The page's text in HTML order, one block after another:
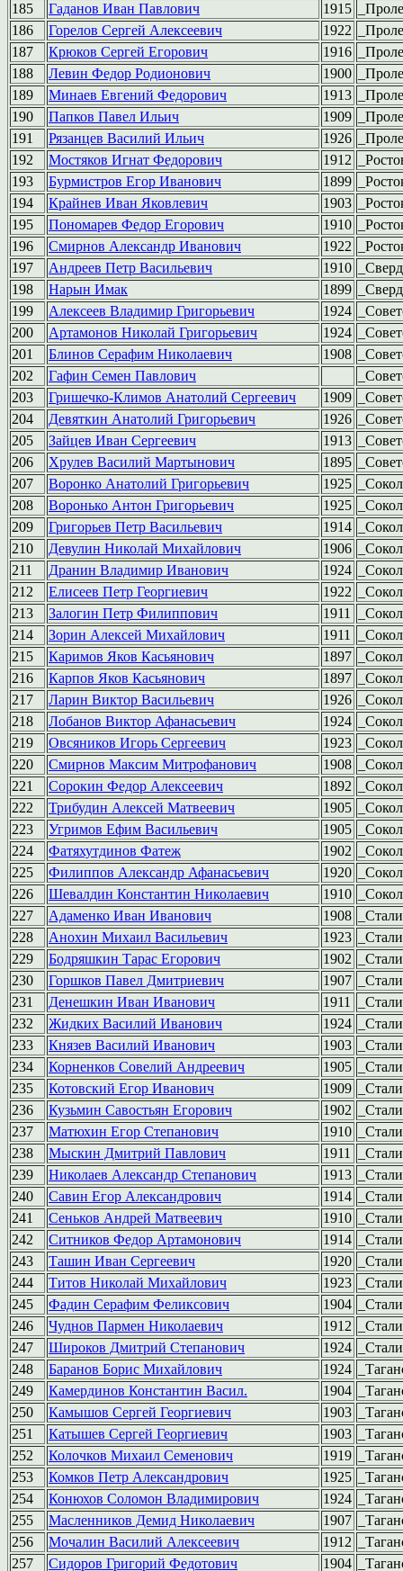
185
Гаданов Иван Павлович 1915
186
Горелов Сергей Алексеевич 1922
187
Крюков Сергей Егорович 1916
188
Левин Федор Родионович 1900
189
Минаев Евгений Федорович 1913
190
Папков Павел Ильич 1909
191
Рязанцев Василий Ильич 1926
192
Мостяков Игнат Федорович 1912
193
Бурмистров Егор Иванович 1899
194
Крайнев Иван Яковлевич 1903
195
Пономарев Федор Егорович 1910
196
Смирнов Александр Иванович 1922
197
Андреев Петр Васильевич 1910
198
Нарын Имак 1899
199
Алексеев Владимир Григорьевич 1924
200
Артамонов Николай Григорьевич 1924
201
Блинов Серафим Николаевич 1908
202
Гафин Семен Павлович
203
Гришечко-Климов Анатолий Сергеевич 1909
204
Девяткин Анатолий Григорьевич 1926
205
Зайцев Иван Сергеевич 1913
206
Хрулев Василий Мартынович 1895
207
Воронко Анатолий Григорьевич 1925
208
Воронько Антон Григорьевич 1925
209
Григорьев Петр Васильевич 1914
210
Девулин Николай Михайлович 1906
211
Дранин Владимир Иванович 1924
212
Елисеев Петр Георгиевич 1922
213
Залогин Петр Филиппович 1911
214
Зорин Алексей Михайлович 1911
215
Каримов Яков Касьянович 1897
216
Карпов Яков Касьянович 1897
217
Ларин Виктор Васильевич 1926
218
Лобанов Виктор Афанасьевич 1924
219
Овсяников Игорь Сергеевич 1923
220
Смирнов Максим Митрофанович 1908
221
Сорокин Федор Алексеевич 1892
222
Трибудин Алексей Матвеевич 1905
223
Угримов Ефим Васильевич 1905
224
Фатяхутдинов Фатеж 1902
225
Филиппов Александр Афанасьевич 1920
226
Шевалдин Константин Николаевич 1910
227
Адаменко Иван Иванович 1908
228
Анохин Михаил Васильевич 1923
229
Бодряшкин Тарас Егорович 1902
230
Горшков Павел Дмитриевич 1907
231
Денешкин Иван Иванович 1911
232
Жидких Василий Иванович 1924
233
Князев Василий Иванович 1903
234
Корненков Совелий Андреевич 1905
235
Котовский Егор Иванович 1909
236
Кузьмин Савостьян Егорович 1902
237
Матюхин Егор Степанович 1910
238
Мыскин Дмитрий Павлович 1911
239
Николаев Александр Степанович 1913
240
Савин Егор Александрович 1914
241
Сеньков Андрей Матвеевич 1910
242
Ситников Федор Артамонович 1914
243
Ташин Иван Сергеевич 1920
244
Титов Николай Михайлович 1923
245
Фадин Серафим Феликсович 1904
246
Чуднов Пармен Николаевич 1912
247
Широков Дмитрий Степанович 1924
248
Баранов Борис Михайлович 1924
249
Камердинов Константин Васил. 1904
250
Камышов Сергей Георгиевич 1903
251
Катышев Сергей Георгиевич 1903
252
Колочков Михаил Семенович 1919
253
Комков Петр Александрович 1925
254
Конюхов Соломон Владимирович 1924
255
Масленников Демид Николаевич 1907
256
Мочалин Василий Алексеевич 1912
257
Сидоров Григорий Федотович 1904